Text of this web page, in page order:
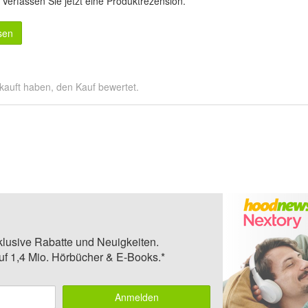
haben, den Kauf bewertet.
Rabatte und Neuigkeiten.
1,4 Mio. Hörbücher & E-Books.*
Anmelden